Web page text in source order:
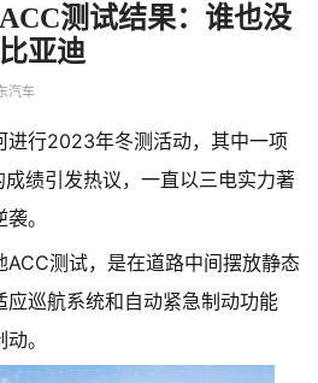
测试结果：谁也没
亚迪
汽车
进行2023年冬测活动，其中一项
成绩引发热议，一直以三电实力著
。
ACC测试，是在道路中间摆放静态
巡航系统和自动紧急制动功能
。